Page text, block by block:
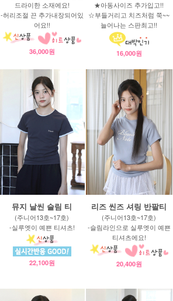
드라이한 소재에요!
-허리조절 끈 추가내장되어있
어요!!
36,000원
★아동사이즈 추가입고!!
☆부들거리고 치즈처럼 쭉~~
늘어나는 스판최고!!
16,000원
뮤지 날씬 슬림 티
(주니어13호~17호)
-실루엣이 예쁜 티셔츠!
22,100원
리즈 씬즈 셔링 반팔티
(주니어13호~17호)
-슬림라인으로 실루엣이 예쁜
티셔츠에요!
20,400원